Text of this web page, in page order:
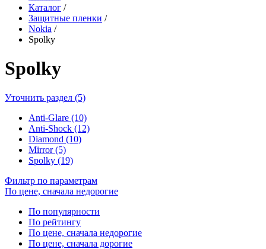
Каталог /
Защитные пленки /
Nokia /
Spolky
Spolky
Уточнить раздел (5)
Anti-Glare (10)
Anti-Shock (12)
Diamond (10)
Mirror (5)
Spolky (19)
Фильтр по параметрам
По цене, сначала недорогие
По популярности
По рейтингу
По цене, сначала недорогие
По цене, сначала дорогие